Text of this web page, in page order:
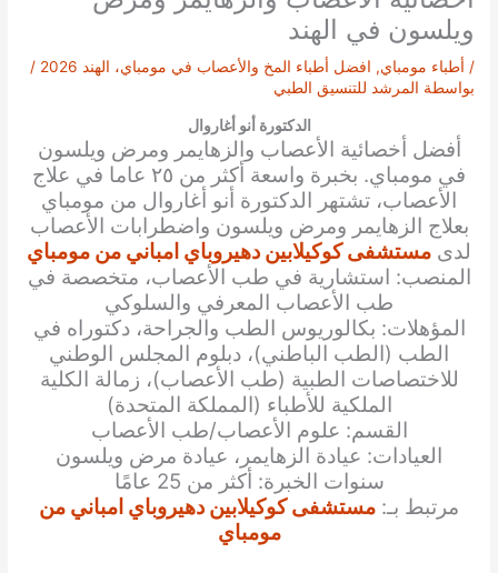
ويلسون في الهند
/ أطباء مومباي, افضل أطباء المخ والأعصاب في مومباي، الهند 2026
/
بواسطة المرشد للتنسيق الطبي
الدكتورة أنو أغاروال
أفضل أخصائية الأعصاب والزهايمر ومرض ويلسون
في مومباي. بخبرة واسعة أكثر من ٢٥ عاما في علاج
الأعصاب، تشتهر الدكتورة أنو أغاروال من مومباي
بعلاج الزهايمر ومرض ويلسون واضطرابات الأعصاب
لدى مستشفى كوكيلابين دهيروباي امباني من مومباي
المنصب: استشارية في طب الأعصاب، متخصصة في
طب الأعصاب المعرفي والسلوكي
المؤهلات: بكالوريوس الطب والجراحة، دكتوراه في
الطب (الطب الباطني)، دبلوم المجلس الوطني
للاختصاصات الطبية (طب الأعصاب)، زمالة الكلية
الملكية للأطباء (المملكة المتحدة)
القسم: علوم الأعصاب/طب الأعصاب
العيادات: عيادة الزهايمر، عيادة مرض ويلسون
سنوات الخبرة: أكثر من 25 عامًا
مرتبط بـ: مستشفى كوكيلابين دهيروباي امباني من
مومباي